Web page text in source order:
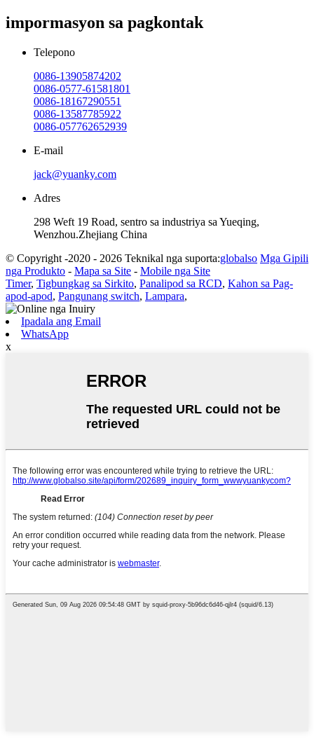
impormasyon sa pagkontak
Telepono
0086-13905874202
0086-0577-61581801
0086-18167290551
0086-13587785922
0086-057762652939
E-mail
jack@yuanky.com
Adres
298 Weft 19 Road, sentro sa industriya sa Yueqing,
Wenzhou.Zhejiang China
© Copyright -2020 - 2026 Teknikal nga suporta:globalso Mga Gipili
nga Produkto - Mapa sa Site - Mobile nga Site
Timer, Tigbungkag sa Sirkito, Panalipod sa RCD, Kahon sa Pag-
apod-apod, Pangunang switch, Lampara,
Ipadala ang Email
WhatsApp
x